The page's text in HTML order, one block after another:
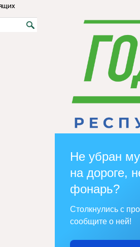
Не убран
на дороге,
фонарь?
Столкнулись с
сообщите о ней!